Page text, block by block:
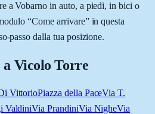
a Vobarno in auto, a piedi, in bici o
“Come arrivare” in questa
passo dalla tua posizione.
a Vicolo Torre
VittorioPiazza della PaceVia T.
ValdiniVia PrandiniVia NigheVia